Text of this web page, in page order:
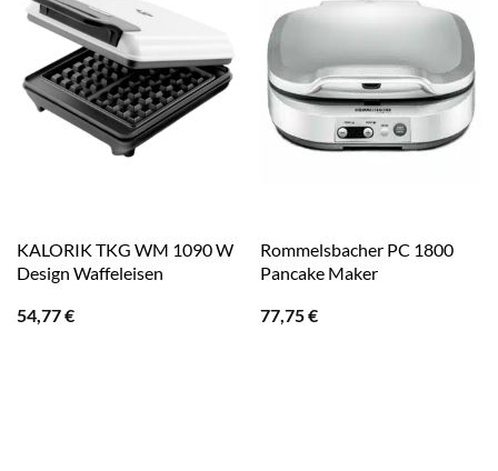
KALORIK TKG WM 1090 W
Design Waffeleisen
54,77€
Rommelsbacher PC 1800
Pancake Maker
77,75€